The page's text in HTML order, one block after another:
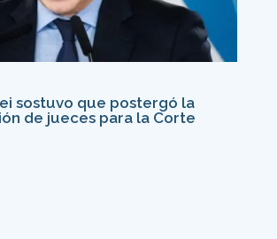
sostuvo que postergó la
de jueces para la Corte